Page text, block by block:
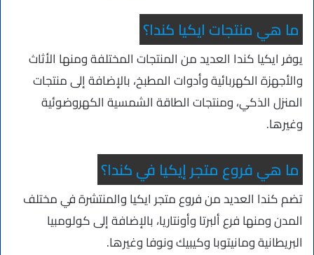
ما هي منتجات ايكيا كندا؟
يوفر ايكيا كندا العديد من المنتجات المختلفة ومنها الأثاث
والأجهزة الكهربائية وأدوات المطبخ، بالإضافة إلى منتجات
المنزل الذكي، ومنتجات الطاقة الشمسية الكهروضوئية
وغيرها.
ما هي فروع متجر إيكيا في كندا؟
تضم كندا العديد من فروع متجر ايكيا والمنتشرة في مختلف
المدن ومنها فرع ألبرتا وأونتاريا، بالإضافة إلى كولومبيا
البريطانية ومانيتوبا وكيبيك ونوفا وغيرها.